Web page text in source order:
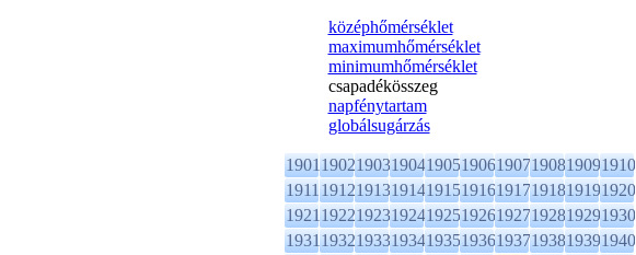
középhőmérséklet
maximumhőmérséklet
minimumhőmérséklet
csapadékösszeg
napfénytartam
globálsugárzás
1901190219031904190519061907190819091910
1911191219131914191519161917191819191920
1921192219231924192519261927192819291930
1931193219331934193519361937193819391940